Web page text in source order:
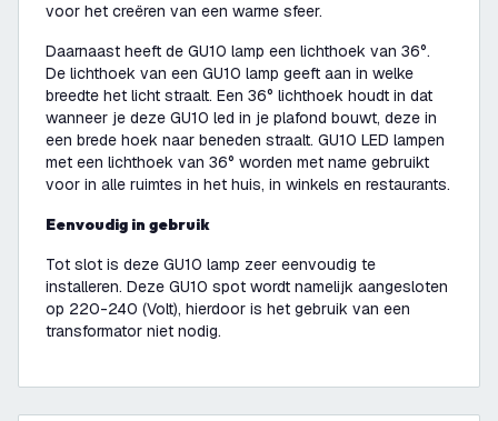
voor het creëren van een warme sfeer.
Daarnaast heeft de GU10 lamp een lichthoek van 36°.
De lichthoek van een GU10 lamp geeft aan in welke
breedte het licht straalt. Een 36° lichthoek houdt in dat
wanneer je deze GU10 led in je plafond bouwt, deze in
een brede hoek naar beneden straalt. GU10 LED lampen
met een lichthoek van 36° worden met name gebruikt
voor in alle ruimtes in het huis, in winkels en restaurants.
Eenvoudig in gebruik
Tot slot is deze GU10 lamp zeer eenvoudig te
installeren. Deze GU10 spot wordt namelijk aangesloten
op 220-240 (Volt), hierdoor is het gebruik van een
transformator niet nodig.